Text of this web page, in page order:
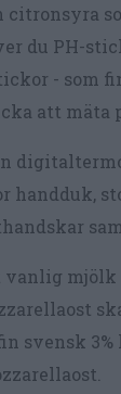
citronsyra
du PH-
- som
att mäta
handduk,
vanlig mjölk
svensk